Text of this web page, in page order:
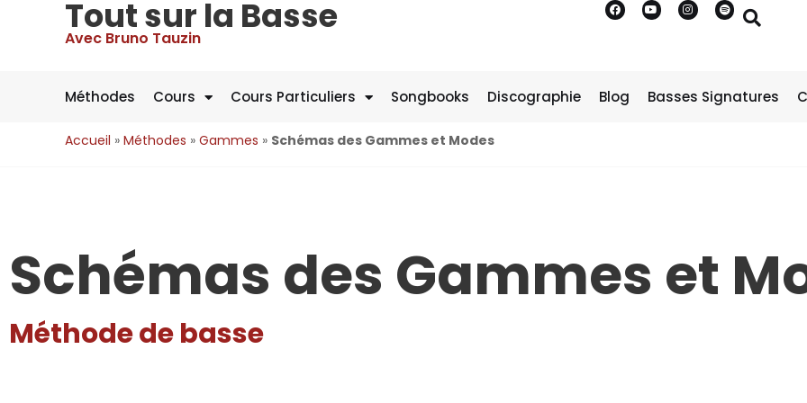
Tout sur la Basse
Avec Bruno Tauzin
Méthodes Cours Cours Particuliers Songbooks Discographie Blog Basses Signatures
Accueil » Méthodes » Gammes » Schémas des Gammes et Modes
Schémas des Gammes et
Méthode de basse